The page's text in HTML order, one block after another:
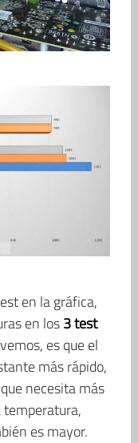
en la gráfica,
en los3 test
es que el
más rápido,
necesita más
temperatura,
es mayor.